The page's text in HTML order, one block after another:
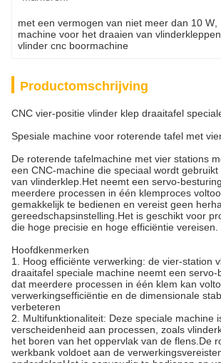
met een vermogen van niet meer dan 10 W
machine voor het draaien van vlinderkleppen
vlinder cnc boormachine
Productomschrijving
CNC vier-positie vlinder klep draaitafel
Spesiale machine voor roterende tafel met
De roterende tafelmachine met vier stations
een CNC-machine die speciaal wordt
van vlinderklep.Het neemt een servo-
meerdere processen in één klemproces
gemakkelijk te bedienen en vereist geen
gereedschapsinstelling.Het is geschikt voor
die hoge precisie en hoge efficiëntie vereisen.
Hoofdkenmerken
1. Hoog efficiënte verwerking: de vier-station
draaitafel speciale machine neemt een servo-
dat meerdere processen in één klem kan
verwerkingsefficiëntie en de dimensionale
verbeteren
2. Multifunktionaliteit: Deze speciale machine
verscheidenheid aan processen, zoals
het boren van het oppervlak van de flens.De
werkbank voldoet aan de